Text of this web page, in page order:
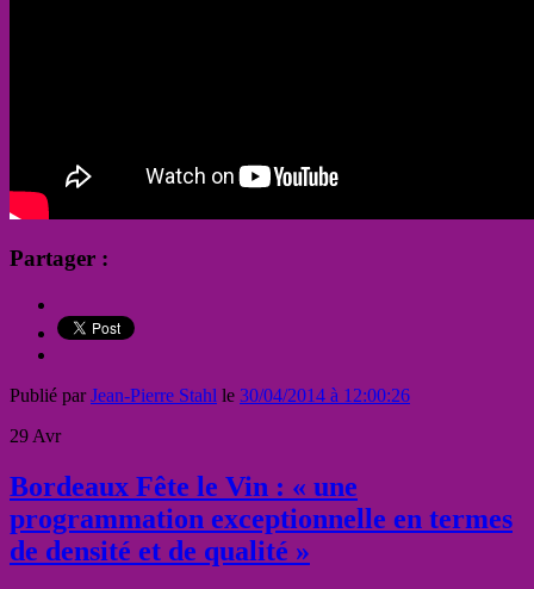
Partager :
Publié parJean-Pierre Stahl le 30/04/2014 à 12:00:26
29 Avr
Bordeaux Fête le Vin : « une
programmation exceptionnelle en termes
de densité et de qualité »